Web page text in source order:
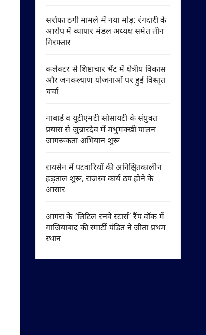
सर्राफा ठगी मामले में नया मोड़: रंगदारी के
आरोप में व्यापार मंडल अध्यक्ष समेत तीन
गिरफ्तार
कलेक्टर से शिष्टाचार भेंट में क्षेत्रीय विकास
और जनकल्याण योजनाओं पर हुई विस्तृत
चर्चा
नाबार्ड व यूटीएमटी सोसायटी के संयुक्त
प्रयास से जुन्नारदेव में मधुमक्खी पालन
जागरूकता अभियान शुरू
रायसेन में पटवारियों की अनिश्चितकालीन
हड़ताल शुरू, राजस्व कार्य ठप होने के
आसार
आगरा के ‘लिटिल रनवे स्टार्स’ रैंप वॉक में
गाजियाबाद की स्मार्टी पंडित ने जीता प्रथम
स्थान